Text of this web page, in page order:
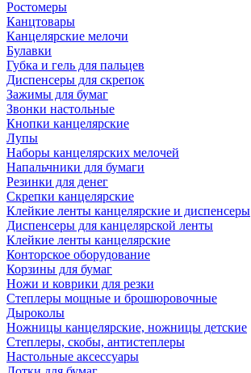
Ростомеры
Канцтовары
Канцелярские мелочи
Булавки
Губка и гель для пальцев
Диспенсеры для скрепок
Зажимы для бумаг
Звонки настольные
Кнопки канцелярские
Лупы
Наборы канцелярских мелочей
Напальчники для бумаги
Резинки для денег
Скрепки канцелярские
Клейкие ленты канцелярские и диспенсеры
Диспенсеры для канцелярской ленты
Клейкие ленты канцелярские
Конторское оборудование
Корзины для бумаг
Ножи и коврики для резки
Степлеры мощные и брошюровочные
Дыроколы
Ножницы канцелярские, ножницы детские
Степлеры, скобы, антистеплеры
Настольные аксессуары